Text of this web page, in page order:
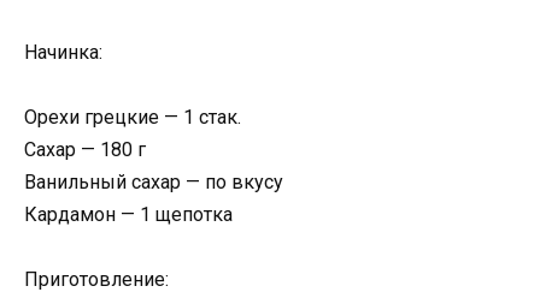
Начинка:
Орехи грецкие — 1 стак.
Сахар — 180 г
Ванильный сахар — по вкусу
Кардамон — 1 щепотка
Приготовление: